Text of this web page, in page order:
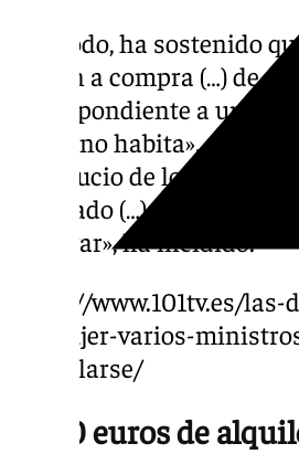
Con todo, ha sostenido
opción a compra (…) de
correspondiente a un
el que no habita».
desahucio de los
aprobado (…) que eso
entregar», ha incidido.
https://www.101tv.es/
su-mujer-varios-
querellarse/
2.500 euros de